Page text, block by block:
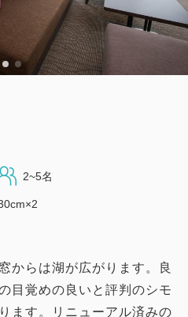
2~5名
からは湖が広がります。良
目覚めの良いと評判のシモ
ます。リニューアル済みの